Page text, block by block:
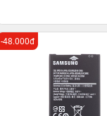
-48.000đ